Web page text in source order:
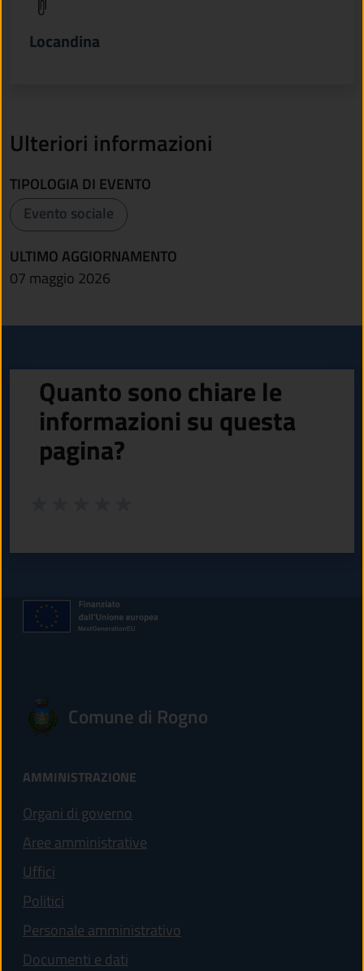
Locandina
Ulteriori informazioni
TIPOLOGIA DI EVENTO
Evento sociale
ULTIMO AGGIORNAMENTO
07 maggio 2026
Quanto sono chiare le
informazioni su questa
pagina?
Comune di Rogno
AMMINISTRAZIONE
Organi di governo
Aree amministrative
Uffici
Politici
Personale amministrativo
Documenti e dati